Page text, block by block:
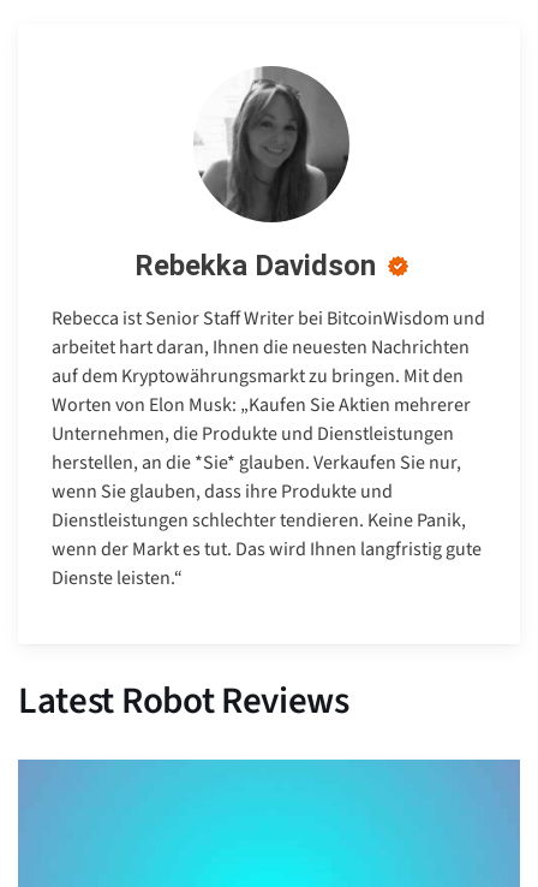
Rebekka Davidson
Rebecca ist Senior Staff Writer bei BitcoinWisdom und
arbeitet hart daran, Ihnen die neuesten Nachrichten
auf dem Kryptowährungsmarkt zu bringen. Mit den
Worten von Elon Musk: „Kaufen Sie Aktien mehrerer
Unternehmen, die Produkte und Dienstleistungen
herstellen, an die *Sie* glauben. Verkaufen Sie nur,
wenn Sie glauben, dass ihre Produkte und
Dienstleistungen schlechter tendieren. Keine Panik,
wenn der Markt es tut. Das wird Ihnen langfristig gute
Dienste leisten.“
Latest Robot Reviews